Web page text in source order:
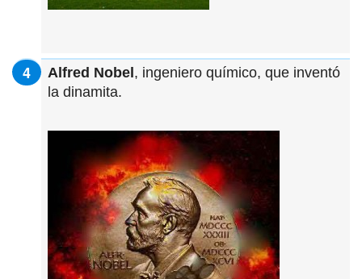
Alfred Nobel , ingeniero químico, que inventó
la dinamita.